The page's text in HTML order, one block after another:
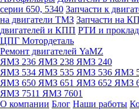
серии 650, 5340 Запчасти к
на двигатели ТМЗ Запчасти на
двигателей и КПП РТИ и
ЦПГ Мотордеталь
Ремонт двигателей YaMZ
ЯМЗ 236 ЯМЗ 238 ЯМЗ 240
ЯМЗ 534 ЯМЗ 535 ЯМЗ 536 ЯМЗ
ЯМЗ 650 ЯМЗ 651 ЯМЗ 652 ЯМЗ
ЯМЗ 7511 ЯМЗ 7601
О компании Блог Наши работы